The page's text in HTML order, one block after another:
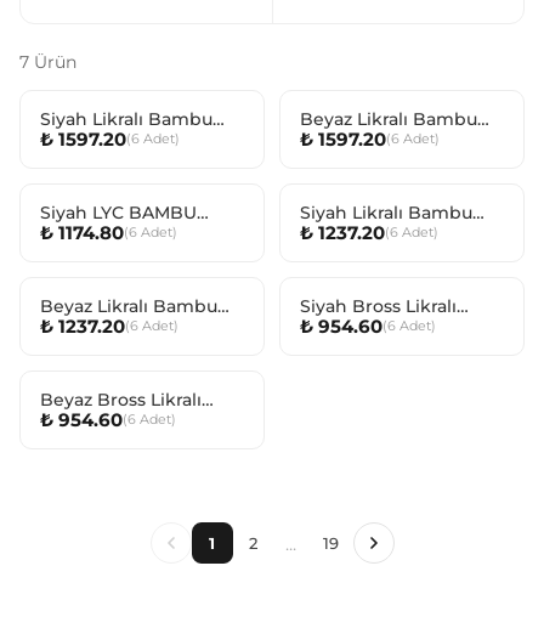
7 Ürün
Siyah Likralı Bambu
Erkek T-shırt
₺ 1597.20(6 Adet)
Beyaz Likralı Bambu
Erkek T-shırt
₺ 1597.20(6 Adet)
Siyah LYC BAMBU
BOXER ERKEK
₺ 1174.80(6 Adet)
Siyah Likralı Bambu
Erkek Atlet
₺ 1237.20(6 Adet)
Beyaz Likralı Bambu
Erkek Atlet
₺ 1237.20(6 Adet)
Siyah Bross Likralı
Erkek Külot
₺ 954.60(6 Adet)
Beyaz Bross Likralı
Erkek Külot
₺ 954.60(6 Adet)
1 2 ... 19